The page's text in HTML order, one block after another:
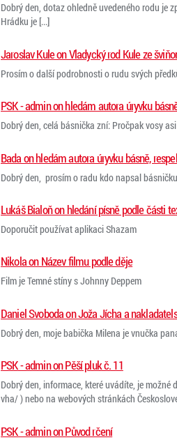
Dobrý den, dotaz ohledně uvedeného rodu je
Hrádku je [...]
Jaroslav Kule on Vladycký rod Kule ze
Prosím o další podrobnosti o rudu svých
PSK - admin on hledám autora úryvku
Dobrý den, celá básnička zní: Pročpak vosy
Bada on hledám autora úryvku básně,
Dobrý den, prosím o radu kdo napsal
Lukáš Bialoň on hledání písně podle části
Doporučit používat aplikaci Shazam
Nikola on Název filmu podle děje
Film je Temné stíny s Johnny Deppem
Daniel Svoboda on Joža Jícha a
Dobrý den, moje babička Milena je vnučka
PSK - admin on Pěší pluk č. 11
Dobrý den, informace, které uvádíte, je
vha/ ) nebo na webových stránkách
PSK - admin on Původ rčení